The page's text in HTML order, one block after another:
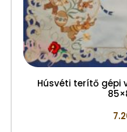
Húsvéti terítő gépi